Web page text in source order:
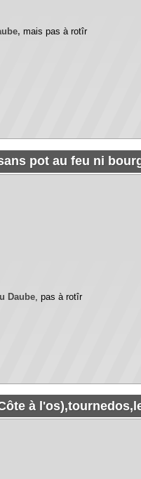
à rotîr
top du